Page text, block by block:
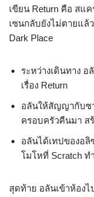
เขียน Return คือ สแ
เซนกลับยังไม่ตายแ
Dark Place
ระหว่างเดินทาง อ
เรื่อง Return
อลันให้สัญญากับซ
ครอบครัวคืนมา ส
อลันได้เทปของอ
โมโหที่ Scratch ท
สุดท้าย อลันเข้าห้องไ